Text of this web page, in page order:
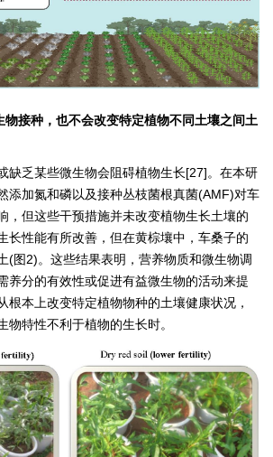
接种，也不会改变特定植物不同土壤之间土
缺乏某些微生物会阻碍植物生长[27]。在本研
添加氮和磷以及接种丛枝菌根真菌(AMF)对车
，但这些干预措施并未改变植物生长土壤的
长性能有所改善，但在黄棕壤中，车桑子的
(图2)。这些结果表明，营养物质和微生物调
养分的有效性或促进有益微生物的活动来提
根本上改变特定植物物种的土壤健康状况，
物特性不利于植物的生长时。